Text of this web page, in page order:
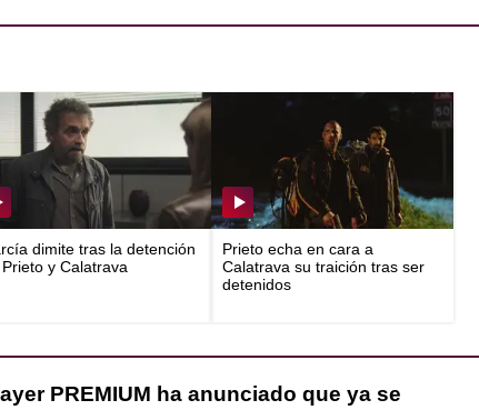
dimite tras la detención
y Calatrava
Prieto echa en cara a
Calatrava su traición tras ser
detenidos
PREMIUM ha anunciado que ya se